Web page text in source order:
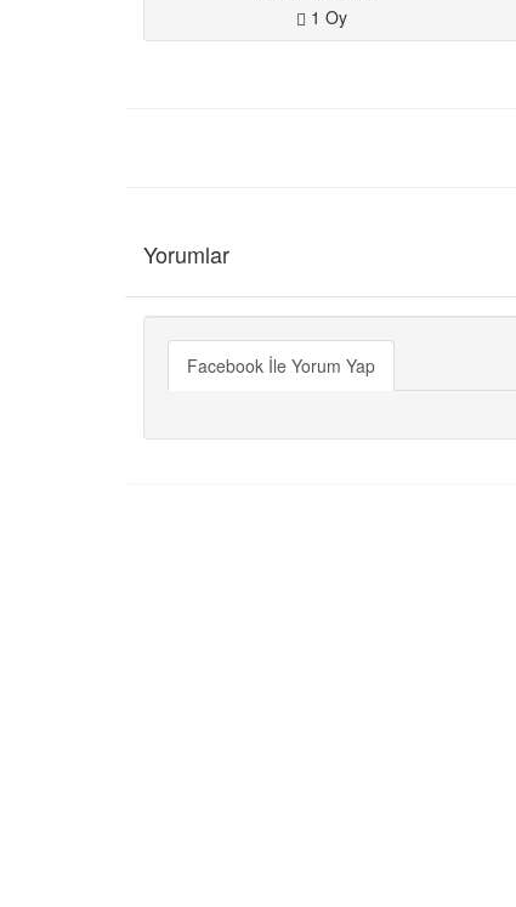
1 Oy
Yorumlar
Facebook İle Yorum Yap